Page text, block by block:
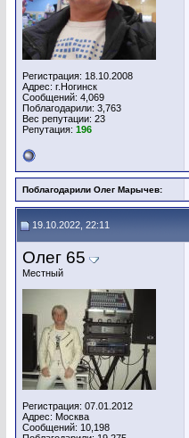
Регистрация: 18.10.2008
Адрес: г.Ногинск
Сообщений: 4,069
Поблагодарили: 3,763
Вес репутации: 23
Репутация: 196
Поблагодарили Олег Марычев:
19.10.2022, 22:11
Олег 65
Местный
Регистрация: 07.01.2012
Адрес: Москва
Сообщений: 10,198